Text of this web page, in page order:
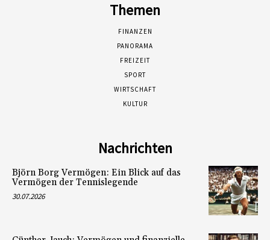
Themen
FINANZEN
PANORAMA
FREIZEIT
SPORT
WIRTSCHAFT
KULTUR
Nachrichten
Björn Borg Vermögen: Ein Blick auf das
Vermögen der Tennislegende
30.07.2026